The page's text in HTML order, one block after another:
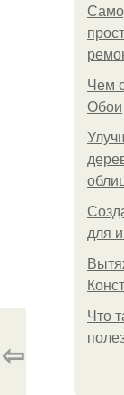
Чем
Обои
для
Что
⇦